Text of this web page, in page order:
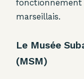
fonctionnement
marseillais.
Le Musée
(MSM)